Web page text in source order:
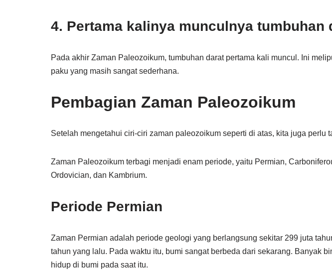
4. Pertama kalinya munculnya tumbuhan
Pada akhir Zaman Paleozoikum, tumbuhan darat pertama kali muncul. Ini
paku yang masih sangat sederhana.
Pembagian Zaman Paleozoikum
Setelah mengetahui ciri-ciri zaman paleozoikum seperti di atas, kita juga perlu
Zaman Paleozoikum terbagi menjadi enam periode, yaitu Permian,
Ordovician, dan Kambrium.
Periode Permian
Zaman Permian adalah periode geologi yang berlangsung sekitar 299 juta
tahun yang lalu. Pada waktu itu, bumi sangat berbeda dari sekarang. Banyak
hidup di bumi pada saat itu.